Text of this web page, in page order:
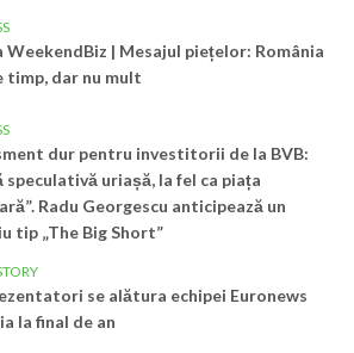
WeekendBiz | Mesajul piețelor: România
timp, dar nu mult
dur pentru investitorii de la BVB:
speculativă uriașă, la fel ca piața
Radu Georgescu anticipează un
tip „The Big Short”
se alătura echipei Euronews
la final de an